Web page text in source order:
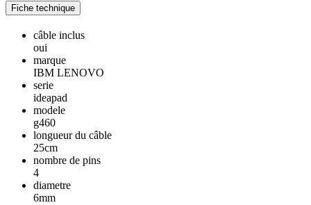
Fiche technique
câble inclus
oui
marque
IBM LENOVO
serie
ideapad
modele
g460
longueur du câble
25cm
nombre de pins
4
diametre
6mm